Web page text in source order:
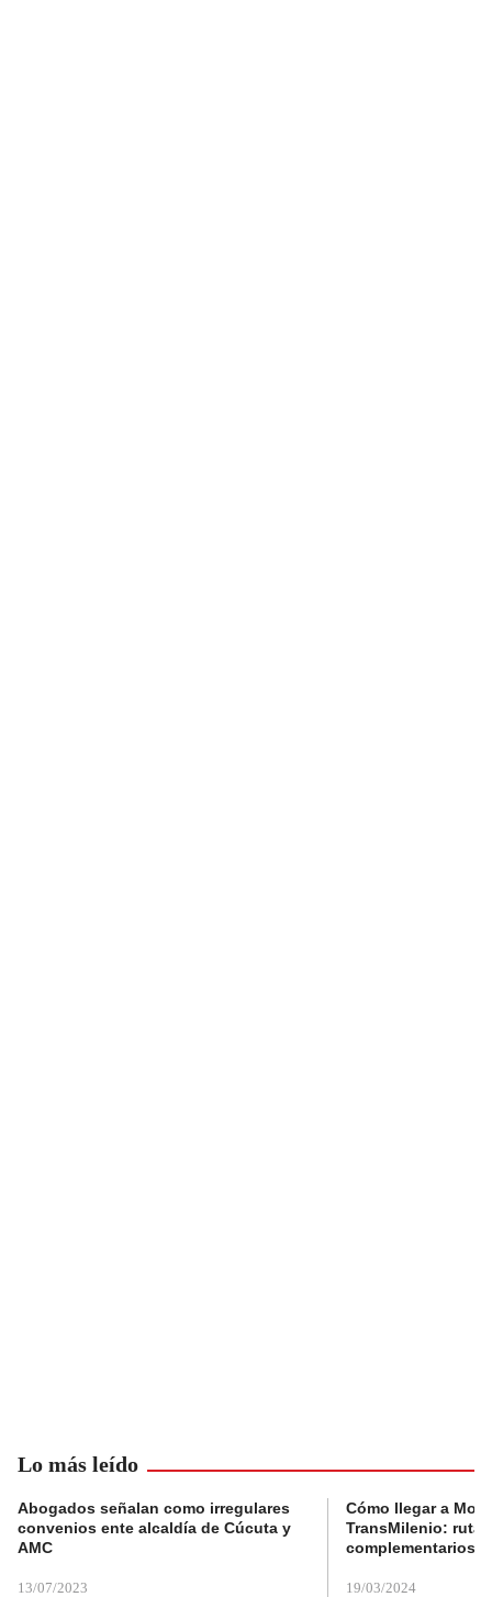
Lo más leído
Abogados señalan como irregulares
convenios ente alcaldía de Cúcuta y
AMC
13/07/2023
Cómo llegar a
TransMilenio:
complementarios
19/03/2024